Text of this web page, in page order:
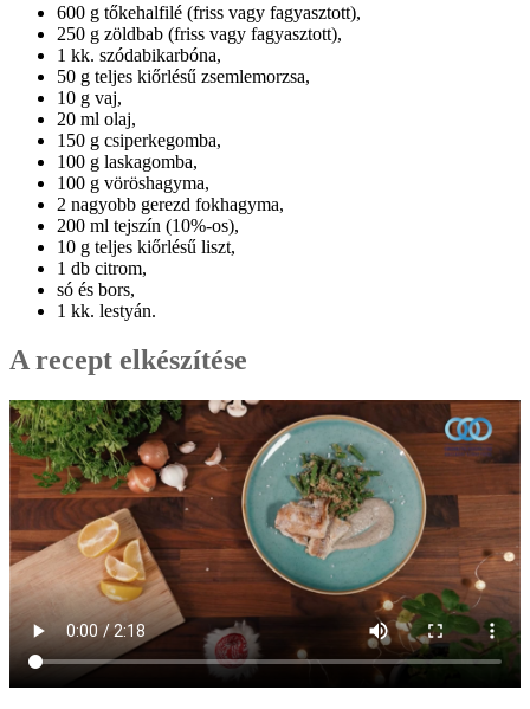
600 g tőkehalfilé (friss vagy fagyasztott),
250 g zöldbab (friss vagy fagyasztott),
1 kk. szódabikarbóna,
50 g teljes kiőrlésű zsemlemorzsa,
10 g vaj,
20 ml olaj,
150 g csiperkegomba,
100 g laskagomba,
100 g vöröshagyma,
2 nagyobb gerezd fokhagyma,
200 ml tejszín (10%-os),
10 g teljes kiőrlésű liszt,
1 db citrom,
só és bors,
1 kk. lestyán.
A recept elkészítése